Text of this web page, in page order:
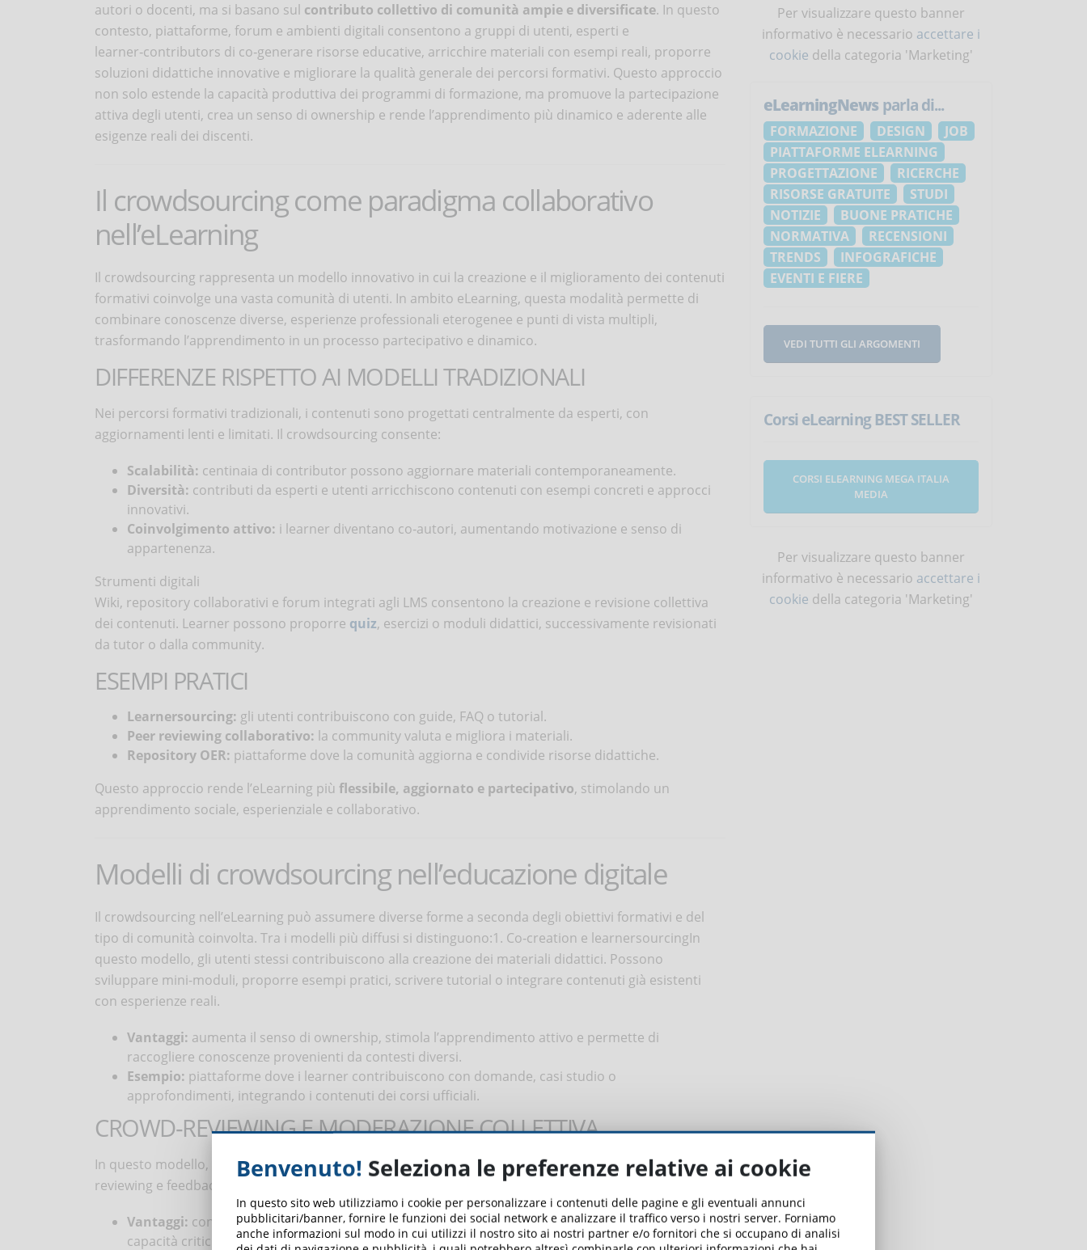
autori o docenti, ma si basano sul contributo collettivo di comunità ampie e diversificate. In questo
contesto, piattaforme, forum e ambienti digitali consentono a gruppi di utenti, esperti e
learner‑contributors di co‑generare risorse educative, arricchire materiali con esempi reali, proporre
soluzioni didattiche innovative e migliorare la qualità generale dei percorsi formativi. Questo approccio
non solo estende la capacità produttiva dei programmi di formazione, ma promuove la partecipazione
attiva degli utenti, crea un senso di ownership e rende l’apprendimento più dinamico e aderente alle
esigenze reali dei discenti.
Il crowdsourcing come paradigma collaborativo
nell’eLearning
Il crowdsourcing rappresenta un modello innovativo in cui la creazione e il miglioramento dei contenuti
formativi coinvolge una vasta comunità di utenti. In ambito eLearning, questa modalità permette di
combinare conoscenze diverse, esperienze professionali eterogenee e punti di vista multipli,
trasformando l’apprendimento in un processo partecipativo e dinamico.
DIFFERENZE RISPETTO AI MODELLI TRADIZIONALI
Nei percorsi formativi tradizionali, i contenuti sono progettati centralmente da esperti, con
aggiornamenti lenti e limitati. Il crowdsourcing consente:
Scalabilità: centinaia di contributor possono aggiornare materiali contemporaneamente.
Diversità: contributi da esperti e utenti arricchiscono contenuti con esempi concreti e approcci
innovativi.
Coinvolgimento attivo: i learner diventano co‑autori, aumentando motivazione e senso di
appartenenza.
Strumenti digitali
Wiki, repository collaborativi e forum integrati agli LMS consentono la creazione e revisione collettiva
dei contenuti. Learner possono proporre quiz, esercizi o moduli didattici, successivamente revisionati
da tutor o dalla community.
ESEMPI PRATICI
Learnersourcing: gli utenti contribuiscono con guide, FAQ o tutorial.
Peer reviewing collaborativo: la community valuta e migliora i materiali.
Repository OER: piattaforme dove la comunità aggiorna e condivide risorse didattiche.
Questo approccio rende l’eLearning più flessibile, aggiornato e partecipativo, stimolando un
apprendimento sociale, esperienziale e collaborativo.
Modelli di crowdsourcing nell’educazione digitale
Il crowdsourcing nell’eLearning può assumere diverse forme a seconda degli obiettivi formativi e del
tipo di comunità coinvolta. Tra i modelli più diffusi si distinguono:1. Co‑creation e learnersourcingIn
questo modello, gli utenti stessi contribuiscono alla creazione dei materiali didattici. Possono
sviluppare mini-moduli, proporre esempi pratici, scrivere tutorial o integrare contenuti già esistenti
con esperienze reali.
Vantaggi: aumenta il senso di ownership, stimola l’apprendimento attivo e permette di
raccogliere conoscenze provenienti da contesti diversi.
Esempio: piattaforme dove i learner contribuiscono con domande, casi studio o
approfondimenti, integrando i contenuti dei corsi ufficiali.
CROWD‑REVIEWING E MODERAZIONE COLLETTIVA
In questo modello, i materiali generati vengono valutati e revisionati dalla comunità stessa. Peer-
reviewing e feedback collaborativi garantiscono qualità e accuratezza dei contenuti.
Vantaggi: consente di mantenere standard didattici elevati, favorisce la collaborazione e sviluppa
capacità critiche nei contributor.
Per visualizzare questo banner
informativo è necessario accettare i
cookie della categoria 'Marketing'
eLearningNews parla di...
FORMAZIONE DESIGN
JOB
PIATTAFORME ELEARNING
PROGETTAZIONE
RICERCHE
RISORSE GRATUITE
STUDI
NOTIZIE
BUONE PRATICHE
NORMATIVA
RECENSIONI
TRENDS
INFOGRAFICHE
EVENTI E FIERE
VEDI TUTTI GLI ARGOMENTI
Corsi eLearning BEST SELLER
CORSI ELEARNING MEGA ITALIA
MEDIA
Per visualizzare questo banner
informativo è necessario accettare i
cookie della categoria 'Marketing'
Benvenuto! Seleziona le preferenze relative ai cookie
In questo sito web utilizziamo i cookie per personalizzare i contenuti delle pagine e gli eventuali annunci
pubblicitari/banner, fornire le funzioni dei social network e analizzare il traffico verso i nostri server. Forniamo
anche informazioni sul modo in cui utilizzi il nostro sito ai nostri partner e/o fornitori che si occupano di analisi